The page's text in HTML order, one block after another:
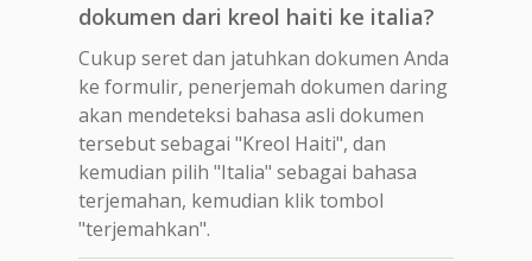
dokumen dari kreol haiti ke italia?
Cukup seret dan jatuhkan dokumen Anda
ke formulir, penerjemah dokumen daring
akan mendeteksi bahasa asli dokumen
tersebut sebagai "Kreol Haiti", dan
kemudian pilih "Italia" sebagai bahasa
terjemahan, kemudian klik tombol
"terjemahkan".